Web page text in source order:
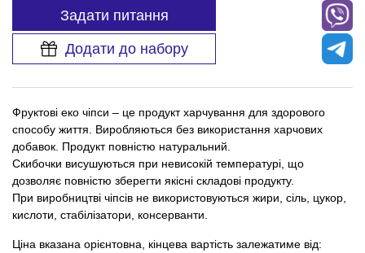
Задати питання
Додати до набору
Фруктові еко чіпси – це продукт харчування для здорового
способу життя. Виробляються без використання харчових
добавок. Продукт повністю натуральний.
Скибочки висушуються при невисокій температурі, що
дозволяє повністю зберегти якісні складові продукту.
При виробництві чіпсів не використовуються жири, сіль, цукор,
кислоти, стабілізатори, консерванти.
Ціна вказана орієнтовна, кінцева вартість залежатиме від: